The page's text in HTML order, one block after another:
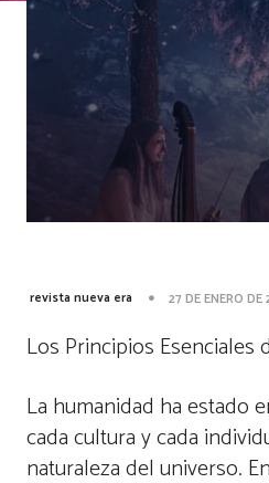
revista nueva era 27 DE ENERO
Los Principios Esenciales
La humanidad ha estado
cada cultura y cada
naturaleza del universo.